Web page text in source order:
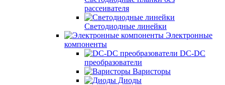
рассеивателя
Светодиодные линейки
Электронные
компоненты
DC-DC
преобразователи
Варисторы
Диоды